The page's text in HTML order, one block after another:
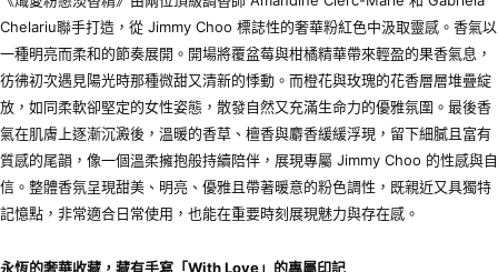
Chelariu聯手打造，從 Jimmy Choo 標誌性的奢華粉紅色中汲取靈感。香氣以
一種明亮而柔和的節奏展開。開場將覆盆莓與柑橘精華帶來輕盈的果香氣息，
彷彿初次遇見陽光時那種微甜又清新的悸動。而橙花與玫瑰的花香層層堆疊綻
放，如同柔軟卻堅定的女性姿態，散發自然又充滿生命力的優雅氛圍。最後香
氣在肌膚上逐漸沉澱後，溫暖的香草、檀香與麝香緩緩浮現，留下細膩且富有
質感的尾韻，像一個溫柔擁抱般持續陪伴，展現專屬 Jimmy Choo 的性感與自
信。整體香氛呈現甜美、明亮、優雅且帶著暖意的粉色調性，既親近又具獨特
記憶點，非常適合日常使用，也能在重要時刻展現魅力與存在感。
永恆的奢華收藏，藏有手寫「With Love」的專屬印記